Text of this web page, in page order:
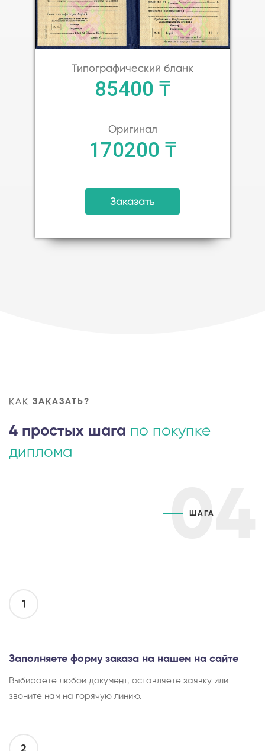
Типографический бланк
85400 ₸
Оригинал
170200 ₸
Заказать
КАК ЗАКАЗАТЬ?
4 простых шага по покупке
диплома
04
ШАГА
1
Заполняете форму заказа на нашем на сайте
Выбираете любой документ, оставляете заявку или
звоните нам на горячую линию.